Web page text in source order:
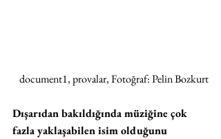
document1, provalar, Fotoğraf: Pelin Bozkurt
Dışarıdan bakıldığında müziğine çok
fazla yaklaşabilen isim olduğunu